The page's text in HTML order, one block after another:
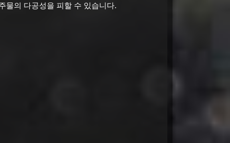
물의 다공성을 피할 수 있습니다.